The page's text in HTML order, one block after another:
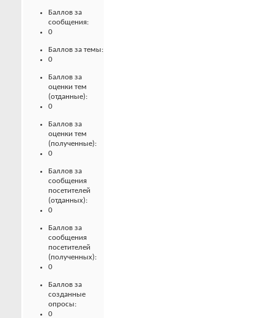
Баллов за
сообщения:
0
Баллов за темы:
0
Баллов за
оценки тем
(отданные):
0
Баллов за
оценки тем
(полученные):
0
Баллов за
сообщения
посетителей
(отданных):
0
Баллов за
сообщения
посетителей
(полученных):
0
Баллов за
созданные
опросы:
0